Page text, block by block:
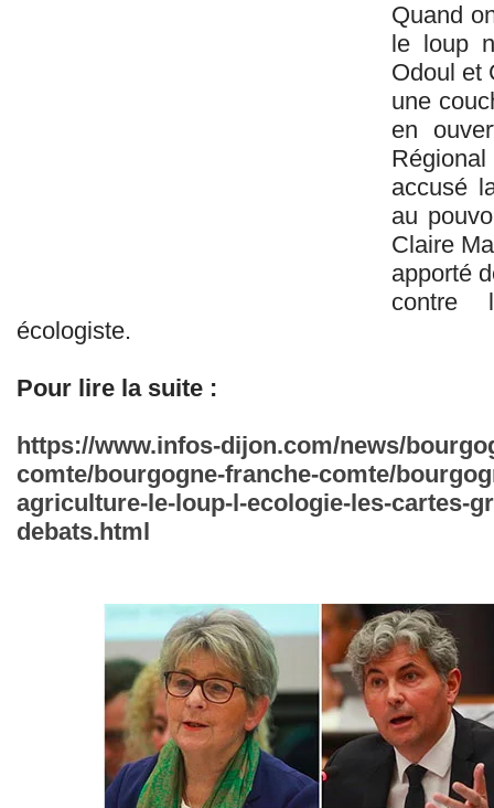
Quand
le loup
Odoul et
une
en
accusé
au
Claire
apporté
contre
écologiste.
Pour lire la suite :
https://www.infos-dijon.com/news/
comte/bourgogne-franche-comte/
agriculture-le-loup-l-ecologie-les-cartes-
debats.html